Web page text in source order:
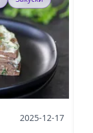
2025-12-17